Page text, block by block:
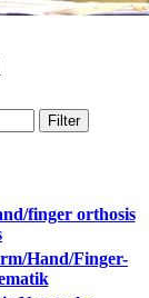
Filter
finger orthosis
Hand/Finger-